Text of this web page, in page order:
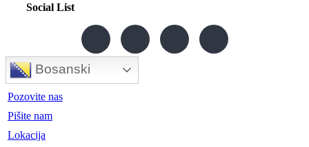
Social List
Bosanski
Pozovite nas
Pišite nam
Lokacija